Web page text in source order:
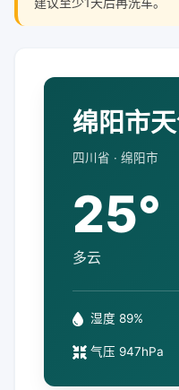
绵阳市
四川省 · 绵阳市
25°
多云
湿度 89%
气压 947hPa